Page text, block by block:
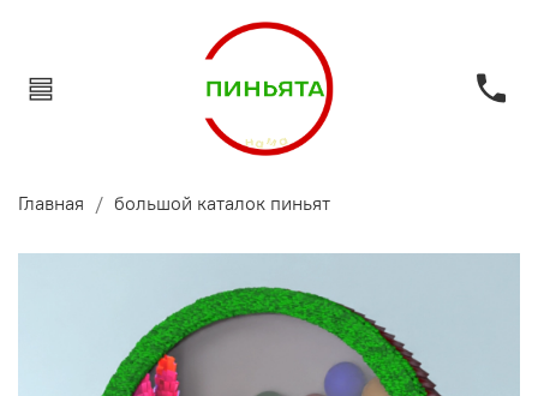
Главная большой каталок пиньят